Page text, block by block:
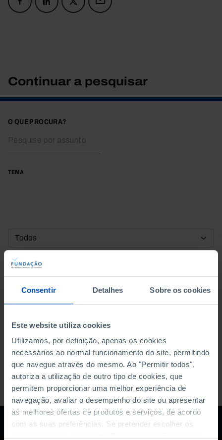
Consentir Detalhes Sobre os cookies
Este website utiliza cookies
Utilizamos, por definição, apenas os cookies
necessários ao normal funcionamento do site, permitindo
que navegue através do mesmo. Ao "Permitir todos",
autoriza a utilização de outro tipo de cookies, que
permitem proporcionar uma melhor experiência de
navegação, avaliar o desempenho do site ou apresentar
as melhores ofertas de produtos e serviços, de acordo
com as suas preferências. Se pretender escolher os
Continuar a pesquisar
O QUE PROCURA?
TEMA
DATA DE INÍCIO
DATA DE FIM